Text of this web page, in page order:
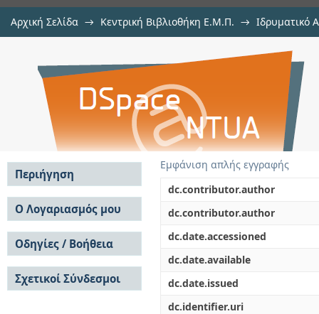
Αρχική Σελίδα → Κεντρική Βιβλιοθήκη Ε.Μ.Π. → Ιδρυματικό
Ανάπτυξη διαδικτυακής
ιστού για την καρωτιδική
Εμφάνιση απλής εγγραφής
dc.contributor.author
dc.contributor.author
dc.date.accessioned
dc.date.available
dc.date.issued
dc.identifier.uri
Περιήγηση
Σε όλο το DSpace
Κοινότητες & Συλλογές
Ανά Ημερομηνία
Έκδοσης
Συγγραφείς
Τίτλοι
Θέματα
Ο Λογαριασμός μου
Σύνδεση
Εγγραφή
Οδηγίες / Βοήθεια
Οδηγίες Υποβολής
Οδηγίες Χρήσης ΙΑ
Συχνές Ερωτήσεις
Σχετικοί Σύνδεσμοι